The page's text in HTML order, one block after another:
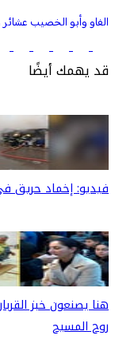
الفاو وأبو الخصيب
قد يهمك أيضًا
فيديو: إخماد حريق
هنا يصنعون خبز
روح المسيح